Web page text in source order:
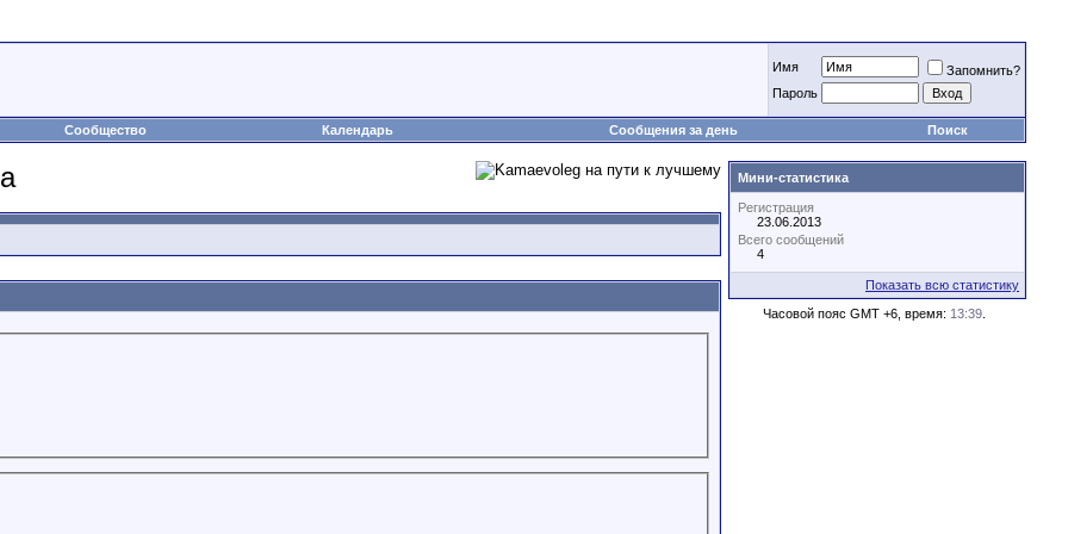
Имя
Запомнить?
Пароль
Сообщество Календарь Сообщения за день Поиск
Мини-статистика
Регистрация
23.06.2013
Всего сообщений
4
Показать всю статистику
Часовой пояс GMT +6, время: 13:39.